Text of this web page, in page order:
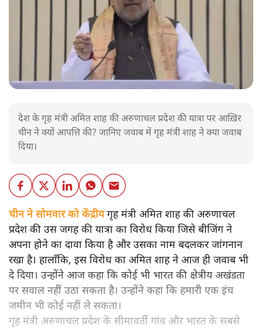
देश के गृह मंत्री अमित शाह की अरुणाचल प्रदेश की यात्रा पर आख़िर
चीन ने क्यों आपत्ति की? जानिए जवाब में गृह मंत्री शाह ने क्या जवाब
दिया।
चीन ने सोमवार को केंद्रीय गृह मंत्री अमित शाह की अरुणाचल
प्रदेश की उस जगह की यात्रा का विरोध किया जिसे बीजिंग ने
अपना होने का दावा किया है और उसका नाम बदलकर जांगनान
रखा है। हालाँकि, इस विरोध का अमित शाह ने आज ही जवाब भी
दे दिया। उन्होंने आज कहा कि कोई भी भारत की क्षेत्रीय अखंडता
पर सवाल नहीं उठा सकता है। उन्होंने कहा कि हमारी एक इंच
जमीन भी कोई नहीं ले सकता।
गृह मंत्री अरुणाचल प्रदेश के सीमावर्ती गांव और भारत के सबसे